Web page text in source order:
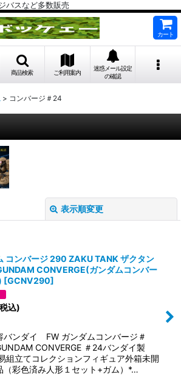
バスなど多数販売
カート
商品検索 ご利用案内
迷惑メール設定
の確認
> コンバージ＃24
表示順変更
絞り込む
コンバージ 290 ZAKU TANK ザクタン
CONVERGE(ガンダムコンバー
[GCNV290]
込)
バンダイ FW ガンダムコンバージ＃
CONVERGE ＃24バンダイ製
組立てコレクションフィギュア外箱未開
（彩色済み人形１セット+ガム）*…